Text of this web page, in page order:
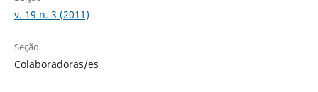
v. 19 n. 3 (2011)
Seção
Colaboradoras/es